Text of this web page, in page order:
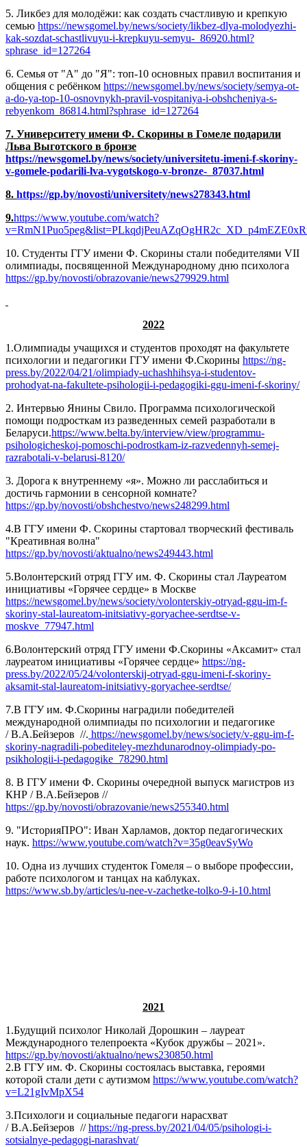
5. Ликбез для молодёжи: как создать счастливую и крепкую
семью https://newsgomel.by/news/society/likbez-dlya-molodyezhi-
kak-sozdat-schastlivuyu-i-krepkuyu-semyu-_86920.html?
sphrase_id=127264
6. Семья от "А" до "Я": топ-10 основных правил воспитания и
общения с ребёнком https://newsgomel.by/news/society/semya-ot-
a-do-ya-top-10-osnovnykh-pravil-vospitaniya-i-obshcheniya-s-
rebyenkom_86814.html?sphrase_id=127264
7. Университету имени Ф. Скорины в Гомеле подарили
Льва Выготского в бронзе
https://newsgomel.by/news/society/universitetu-imeni-f-skoriny-
v-gomele-podarili-lva-vygotskogo-v-bronze-_87037.html
8. https://gp.by/novosti/universitety/news278343.html
9.https://www.youtube.com/watch?
10. Студенты ГГУ имени Ф. Скорины стали победителями VII
олимпиады, посвященной Международному дню психолога
https://gp.by/novosti/obrazovanie/news279929.html
2022
1.Олимпиады учащихся и студентов проходят на факультете
психологии и педагогики ГГУ имени Ф.Скорины https://ng-
press.by/2022/04/21/olimpiady-uchashhihsya-i-studentov-
prohodyat-na-fakultete-psihologii-i-pedagogiki-ggu-imeni-f-skoriny/
2. Интервью Янины Свило. Программа психологической
помощи подросткам из разведенных семей разработали в
Беларуси.https://www.belta.by/interview/view/programmu-
psihologicheskoj-pomoschi-podrostkam-iz-razvedennyh-semej-
razrabotali-v-belarusi-8120/
3. Дорога к внутреннему «я». Можно ли расслабиться и
достичь гармонии в сенсорной комнате?
https://gp.by/novosti/obshchestvo/news248299.html
4.В ГГУ имени Ф. Скорины стартовал творческий фестиваль
"Креативная волна"
https://gp.by/novosti/aktualno/news249443.html
5.Волонтерский отряд ГГУ им. Ф. Скорины стал Лауреатом
инициативы «Горячее сердце» в Москве
https://newsgomel.by/news/society/volonterskiy-otryad-ggu-im-f-
skoriny-stal-laureatom-initsiativy-goryachee-serdtse-v-
moskve_77947.html
6.Волонтерский отряд ГГУ имени Ф.Скорины «Аксамит» стал
лауреатом инициативы «Горячее сердце» https://ng-
press.by/2022/05/24/volonterskij-otryad-ggu-imeni-f-skoriny-
aksamit-stal-laureatom-initsiativy-goryachee-serdtse/
7.В ГГУ им. Ф.Скорины наградили победителей
международной олимпиады по психологии и педагогике
/В.А.Бейзеров //. https://newsgomel.by/news/society/v-ggu-im-f-
skoriny-nagradili-pobediteley-mezhdunarodnoy-olimpiady-po-
psikhologii-i-pedagogike_78290.html
8. В ГГУ имени Ф. Скорины очередной выпуск магистров из
КНР /В.А.Бейзеров //
https://gp.by/novosti/obrazovanie/news255340.html
9. "ИсторияПРО": Иван Харламов, доктор педагогических
наук. https://www.youtube.com/watch?v=35g0eavSyWo
10. Одна из лучших студенток Гомеля – о выборе профессии,
работе психологом и танцах на каблуках.
https://www.sb.by/articles/u-nee-v-zachetke-tolko-9-i-10.html
2021
1.Будущий психолог Николай Дорошкин – лауреат
Международного телепроекта «Кубок дружбы – 2021».
https://gp.by/novosti/aktualno/news230850.html
2.В ГГУ им. Ф. Скорины состоялась выставка, героями
которой стали дети с аутизмом https://www.youtube.com/watch?
v=L21gIvMpX54
3.Психологи и социальные педагоги нарасхват
/В.А.Бейзеров //https://ng-press.by/2021/04/05/psihologi-i-
sotsialnye-pedagogi-narashvat/